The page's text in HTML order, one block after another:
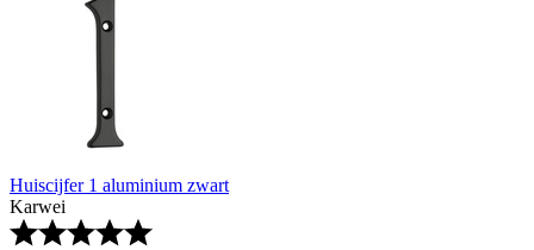
Huiscijfer 1 aluminium zwart
Karwei